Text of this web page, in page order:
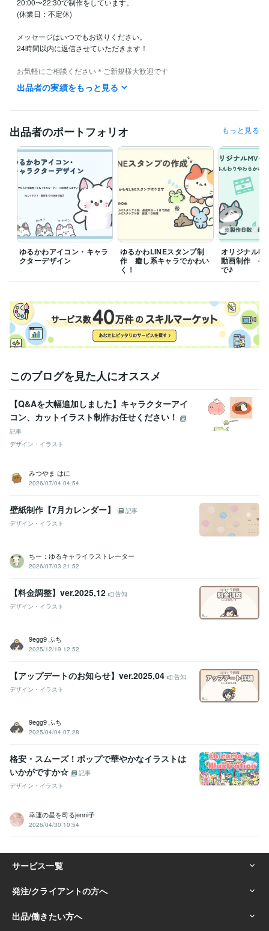
20:00〜22:30で制作をしています。
(休業日：不定休)
メッセージはいつでもお送りください。
24時間以内に返信させていただきます！
お気軽にご相談ください＊ご新規様大歓迎です
満枠対応中表示でもご連絡頂ければ対応いたします♪
イラスト作成・漫画制作
自分だけの相棒！ゆるかわキャライラスト
イラスト アイコン LINEスタンプ
Twitter
住まい・美容・生活相談 歯科衛生士
歯科医院 歯科 医療業界 栄養 食事
出品者の実績をもっと見る
出品者のポートフォリオ もっと見る
ゆるかわアイコン・キャラ
クターデザイン
ゆるかわLINEスタンプ制
作 癒し系キャラでかわい
く！
オリジナル
動画制作 や
で♪
このブログを見た人にオススメ
【Q&Aを大幅追加しました】キャラクターアイ
コン、カットイラスト制作お任せください！
記事
デザイン・イラスト
みつやま はに
2026/07/04 04:54
壁紙制作【7月カレンダー】
記事
デザイン・イラスト
ちー：ゆるキャライラストレーター
2026/07/03 21:52
【料金調整】ver.2025,12
告知
デザイン・イラスト
9egg9 ふち
2025/12/19 12:52
【アップデートのお知らせ】ver.2025,04
告知
デザイン・イラスト
9egg9 ふち
2025/04/04 07:28
格安・スムーズ！ポップで華やかなイラストは
いかがですか☆
記事
デザイン・イラスト
幸運の星を司るjenni子
2026/04/30 10:54